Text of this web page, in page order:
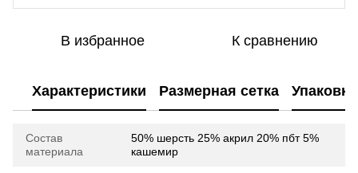
В избранное К сравнению
Характеристики Размерная сетка Упаковка
Состав
материала
50% шерсть 25% акрил 20% пбт 5%
кашемир